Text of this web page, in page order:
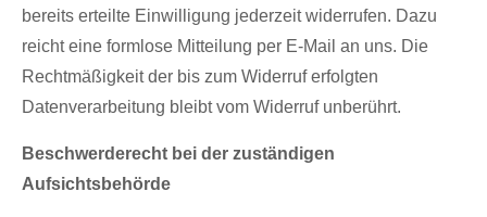
bereits erteilte Einwilligung jederzeit widerrufen. Dazu
reicht eine formlose Mitteilung per E-Mail an uns. Die
Rechtmäßigkeit der bis zum Widerruf erfolgten
Datenverarbeitung bleibt vom Widerruf unberührt.
Beschwerderecht bei der zuständigen
Aufsichtsbehörde